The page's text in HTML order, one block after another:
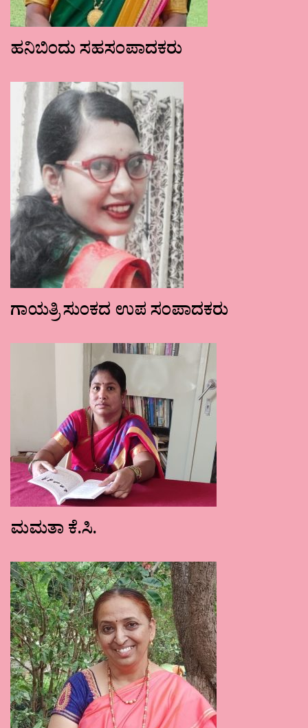
ಹನಿಬಿಂದು ಸಹಸಂಪಾದಕರು
ಗಾಯತ್ರಿ ಸುಂಕದ ಉಪ ಸಂಪಾದಕರು
ಮಮತಾ ಕೆ.ಸಿ.